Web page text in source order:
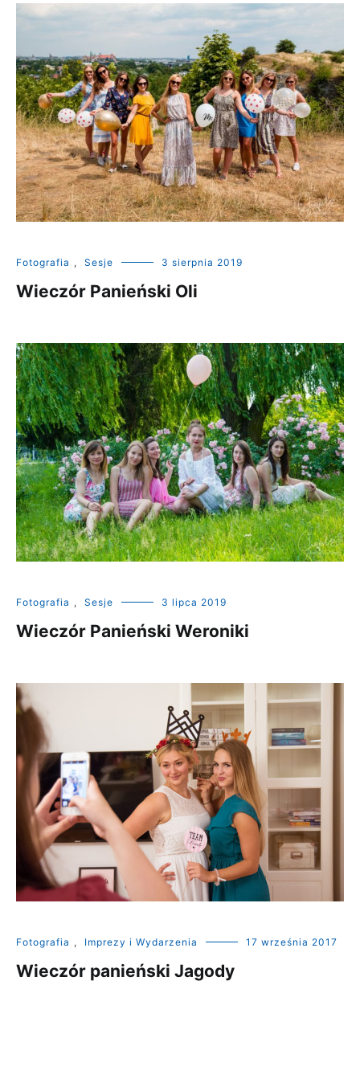
Fotografia , Sesje 3 sierpnia 2019
Wieczór Panieński Oli
Fotografia , Sesje 3 lipca 2019
Wieczór Panieński Weroniki
Fotografia , Imprezy i Wydarzenia 17 września 2017
Wieczór panieński Jagody